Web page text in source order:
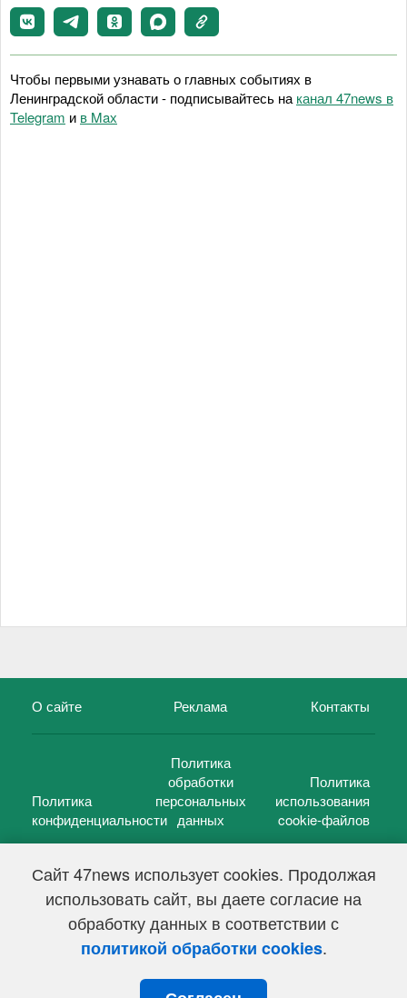
Сайт 47news использует cookies. Продолжая
использовать сайт, вы даете согласие на
обработку данных в соответствии с
политикой обработки cookies.
Чтобы первыми узнавать о главных событиях в
Ленинградской области - подписывайтесь на канал 47news в
Telegram и в Maх
О сайте Реклама Контакты
Политика
конфиденциальности
Политика
обработки
персональных
данных
Политика
использования
cookie-файлов
47 новостей (47 news)2005 — 2026 г.
Свидетельство о регистрации СМИ Эл № ФС 77-39848, выдано
Федеральной службой по надзору в сфере связи,
информационных технологий и массовых коммуникаций